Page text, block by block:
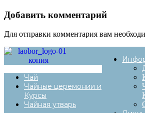
Добавить комментарий
Для отправки комментария вам
Чай
Чайные церемонии и
Курсы
Чайная утварь